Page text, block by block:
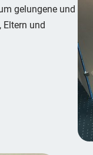
gelungene und
Eltern und